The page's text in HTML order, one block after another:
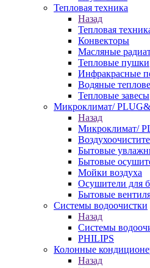
Тепловая техника
Назад
Тепловая
Конвекторы
Масляные
Тепловые пушки
Инфракрасные
Водяные
Тепловые завесы
Микроклимат/
Назад
Микроклимат/
Бытовые
Бытовые
Мойки воздуха
Осушители для
Бытовые
Системы водоочистки
Назад
Системы
PHILIPS
Колонные
Назад